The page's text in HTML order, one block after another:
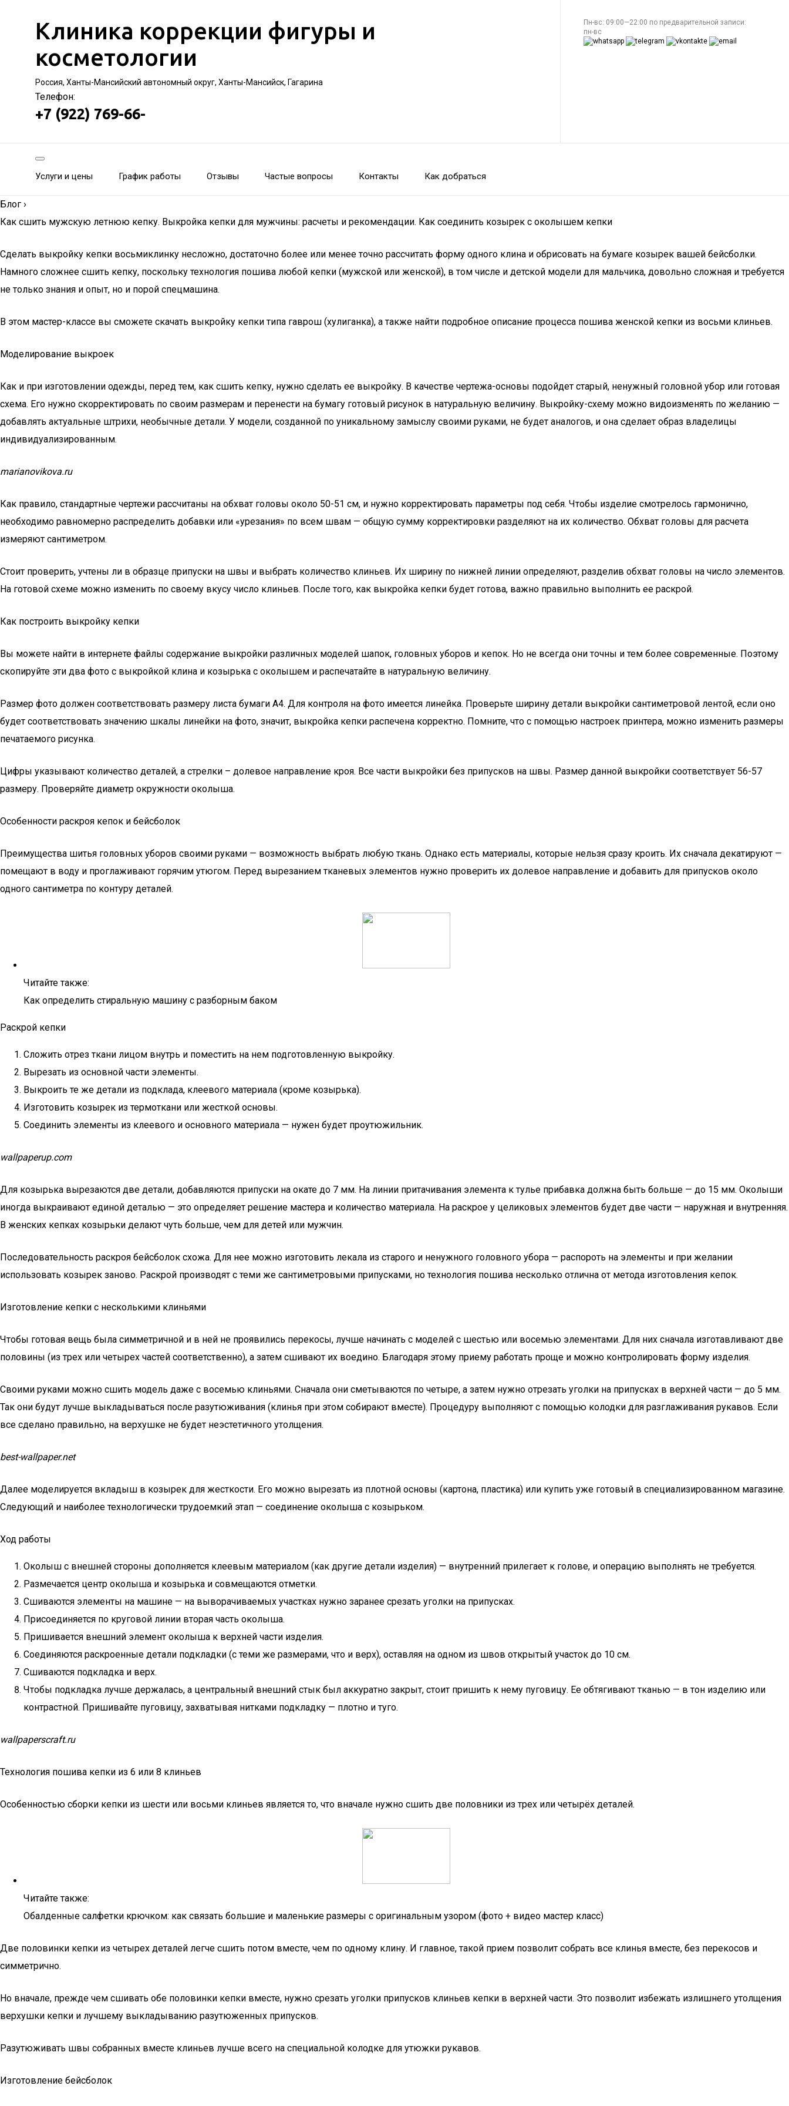
Клиника коррекции фигуры и
косметологии
Россия, Ханты-Мансийский автономный округ, Ханты-Мансийск, Гагарина
Телефон:
+7 (922) 769-66-
Пн-вс: 09:00—22:00 по предварительной записи:
пн-вс
Услуги и цены График работы Отзывы Частые вопросы Контакты Как добраться
Блог ›
Как сшить мужскую летнюю кепку. Выкройка кепки для мужчины: расчеты и рекомендации. Как соединить козырек с околышем кепки
Сделать выкройку кепки восьмиклинку несложно, достаточно более или менее точно рассчитать форму одного клина и обрисовать на бумаге козырек вашей бейсболки.
Намного сложнее сшить кепку, поскольку технология пошива любой кепки (мужской или женской), в том числе и детской модели для мальчика, довольно сложная и требуется
не только знания и опыт, но и порой спецмашина.
В этом мастер-классе вы сможете скачать выкройку кепки типа гаврош (хулиганка), а также найти подробное описание процесса пошива женской кепки из восьми клиньев.
Моделирование выкроек
Как и при изготовлении одежды, перед тем, как сшить кепку, нужно сделать ее выкройку. В качестве чертежа-основы подойдет старый, ненужный головной убор или готовая
схема. Его нужно скорректировать по своим размерам и перенести на бумагу готовый рисунок в натуральную величину. Выкройку-схему можно видоизменять по желанию —
добавлять актуальные штрихи, необычные детали. У модели, созданной по уникальному замыслу своими руками, не будет аналогов, и она сделает образ владелицы
индивидуализированным.
marianovikova.ru
Как правило, стандартные чертежи рассчитаны на обхват головы около 50-51 см, и нужно корректировать параметры под себя. Чтобы изделие смотрелось гармонично,
необходимо равномерно распределить добавки или «урезания» по всем швам — общую сумму корректировки разделяют на их количество. Обхват головы для расчета
измеряют сантиметром.
Стоит проверить, учтены ли в образце припуски на швы и выбрать количество клиньев. Их ширину по нижней линии определяют, разделив обхват головы на число элементов.
На готовой схеме можно изменить по своему вкусу число клиньев. После того, как выкройка кепки будет готова, важно правильно выполнить ее раскрой.
Как построить выкройку кепки
Вы можете найти в интернете файлы содержание выкройки различных моделей шапок, головных уборов и кепок. Но не всегда они точны и тем более современные. Поэтому
скопируйте эти два фото с выкройкой клина и козырька с околышем и распечатайте в натуральную величину.
Размер фото должен соответствовать размеру листа бумаги А4. Для контроля на фото имеется линейка. Проверьте ширину детали выкройки сантиметровой лентой, если оно
будет соответствовать значению шкалы линейки на фото, значит, выкройка кепки распечена корректно. Помните, что с помощью настроек принтера, можно изменить размеры
печатаемого рисунка.
Цифры указывают количество деталей, а стрелки – долевое направление кроя. Все части выкройки без припусков на швы. Размер данной выкройки соответствует 56-57
размеру. Проверяйте диаметр окружности околыша.
Особенности раскроя кепок и бейсболок
Преимущества шитья головных уборов своими руками — возможность выбрать любую ткань. Однако есть материалы, которые нельзя сразу кроить. Их сначала декатируют —
помещают в воду и проглаживают горячим утюгом. Перед вырезанием тканевых элементов нужно проверить их долевое направление и добавить для припусков около
одного сантиметра по контуру деталей.
Читайте также:
Как определить стиральную машину с разборным баком
Раскрой кепки
Сложить отрез ткани лицом внутрь и поместить на нем подготовленную выкройку.
Вырезать из основной части элементы.
Выкроить те же детали из подклада, клеевого материала (кроме козырька).
Изготовить козырек из термоткани или жесткой основы.
Соединить элементы из клеевого и основного материала — нужен будет проутюжильник.
wallpaperup.com
Для козырька вырезаются две детали, добавляются припуски на окате до 7 мм. На линии притачивания элемента к тулье прибавка должна быть больше — до 15 мм. Околыши
иногда выкраивают единой деталью — это определяет решение мастера и количество материала. На раскрое у целиковых элементов будет две части — наружная и внутренняя.
В женских кепках козырьки делают чуть больше, чем для детей или мужчин.
Последовательность раскроя бейсболок схожа. Для нее можно изготовить лекала из старого и ненужного головного убора — распороть на элементы и при желании
использовать козырек заново. Раскрой производят с теми же сантиметровыми припусками, но технология пошива несколько отлична от метода изготовления кепок.
Изготовление кепки с несколькими клиньями
Чтобы готовая вещь была симметричной и в ней не проявились перекосы, лучше начинать с моделей с шестью или восемью элементами. Для них сначала изготавливают две
половины (из трех или четырех частей соответственно), а затем сшивают их воедино. Благодаря этому приему работать проще и можно контролировать форму изделия.
Своими руками можно сшить модель даже с восемью клиньями. Сначала они сметываются по четыре, а затем нужно отрезать уголки на припусках в верхней части — до 5 мм.
Так они будут лучше выкладываться после разутюживания (клинья при этом собирают вместе). Процедуру выполняют с помощью колодки для разглаживания рукавов. Если
все сделано правильно, на верхушке не будет неэстетичного утолщения.
best-wallpaper.net
Далее моделируется вкладыш в козырек для жесткости. Его можно вырезать из плотной основы (картона, пластика) или купить уже готовый в специализированном магазине.
Следующий и наиболее технологически трудоемкий этап — соединение околыша с козырьком.
Ход работы
Околыш с внешней стороны дополняется клеевым материалом (как другие детали изделия) — внутренний прилегает к голове, и операцию выполнять не требуется.
Размечается центр околыша и козырька и совмещаются отметки.
Сшиваются элементы на машине — на выворачиваемых участках нужно заранее срезать уголки на припусках.
Присоединяется по круговой линии вторая часть околыша.
Пришивается внешний элемент околыша к верхней части изделия.
Соединяются раскроенные детали подкладки (с теми же размерами, что и верх), оставляя на одном из швов открытый участок до 10 см.
Сшиваются подкладка и верх.
Чтобы подкладка лучше держалась, а центральный внешний стык был аккуратно закрыт, стоит пришить к нему пуговицу. Ее обтягивают тканью — в тон изделию или
контрастной. Пришивайте пуговицу, захватывая нитками подкладку — плотно и туго.
wallpaperscraft.ru
Технология пошива кепки из 6 или 8 клиньев
Особенностью сборки кепки из шести или восьми клиньев является то, что вначале нужно сшить две половники из трех или четырёх деталей.
Читайте также:
Обалденные салфетки крючком: как связать большие и маленькие размеры с оригинальным узором (фото + видео мастер класс)
Две половинки кепки из четырех деталей легче сшить потом вместе, чем по одному клину. И главное, такой прием позволит собрать все клинья вместе, без перекосов и
симметрично.
Но вначале, прежде чем сшивать обе половинки кепки вместе, нужно срезать уголки припусков клиньев кепки в верхней части. Это позволит избежать излишнего утолщения
верхушки кепки и лучшему выкладыванию разутюженных припусков.
Разутюживать швы собранных вместе клиньев лучше всего на специальной колодке для утюжки рукавов.
Изготовление бейсболок